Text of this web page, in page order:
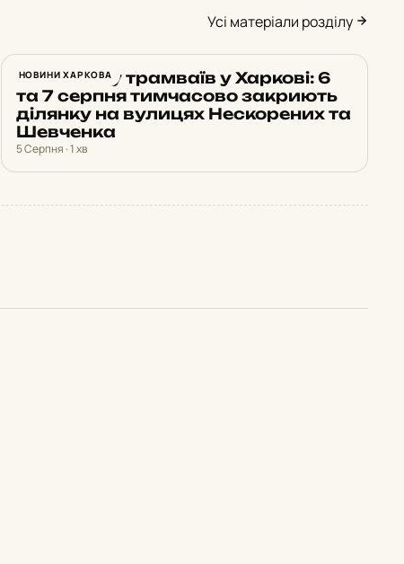
Усі матеріали розділу
НОВИНИ ХАРКОВА
Зміна руху трамваїв у Харкові: 6
та 7 серпня тимчасово закриють
ділянку на вулицях Нескорених та
Шевченка
5 Серпня · 1 хв